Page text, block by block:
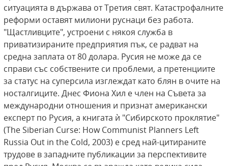
ситуацията в държава от Третия свят. Катастрофалните
реформи оставят милиони руснаци без работа.
"Щастливците", устроени с някоя служба в
приватизираните предприятия пък, се радват на
средна заплата от 80 долара. Русия не може да се
справи със собствените си проблеми, а претенциите
за статус на суперсила изглеждат като блян в очите на
носталгиците. Днес Фиона Хил е член на Съвета за
международни отношения и признат американски
експерт по Русия, а книгата ѝ "Сибирското проклятие"
(The Siberian Curse: How Communist Planners Left
Russia Out in the Cold, 2003) е сред най-цитираните
трудове в западните публикации за перспективите